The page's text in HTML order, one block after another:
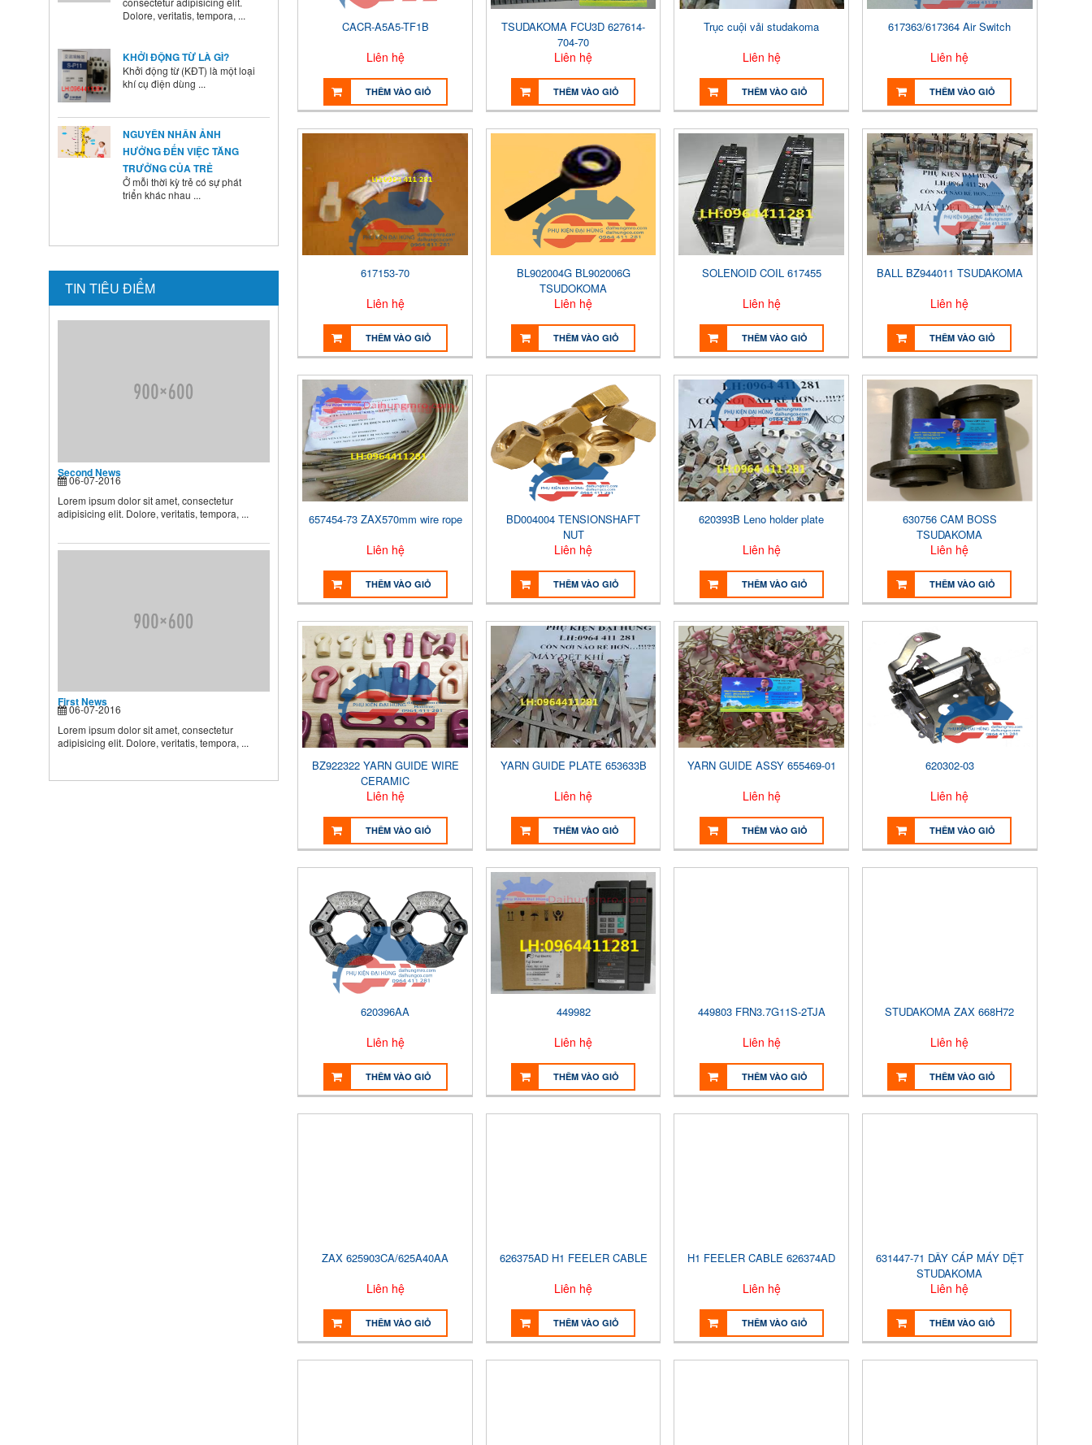
khí cụ điện dùng ...
TRƯỞNG CỦA TRẺ
Ở mỗi thời kỳ trẻ có sự phát
triển khác nhau ...
Là cha mẹ ai cũng mong
HƯỚNG DẪN CAI SỮA CHO
BÉ ĐÚNG CÁCH NHANH VÀ
dưỡng và chăm sóc nhi, muốn
TIN TIÊU ĐIỂM
Second News
06-07-2016
Lorem ipsum dolor sit amet, consectetur
adipisicing elit. Dolore, veritatis, tempora, ...
First News
06-07-2016
Lorem ipsum dolor sit amet, consectetur
adipisicing elit. Dolore, veritatis, tempora, ...
CACR-A5A5-TF1B
Liên hệ
THÊM VÀO GIỎ
TSUDAKOMA FCU3D 627614-
704-70
Liên hệ
THÊM VÀO GIỎ
Trục cuội vải studakoma
Liên hệ
THÊM VÀO GIỎ
617363/617364 Air Switch
Liên hệ
THÊM VÀO GIỎ
617153-70
Liên hệ
THÊM VÀO GIỎ
BL902004G BL902006G
TSUDOKOMA
Liên hệ
THÊM VÀO GIỎ
SOLENOID COIL 617455
Liên hệ
THÊM VÀO GIỎ
BALL BZ944011 TSUDAKOMA
Liên hệ
THÊM VÀO GIỎ
657454-73 ZAX570mm wire rope
Liên hệ
THÊM VÀO GIỎ
BD004004 TENSIONSHAFT
NUT
Liên hệ
THÊM VÀO GIỎ
620393B Leno holder plate
Liên hệ
THÊM VÀO GIỎ
630756 CAM BOSS
TSUDAKOMA
Liên hệ
THÊM VÀO GIỎ
BZ922322 YARN GUIDE WIRE
CERAMIC
Liên hệ
THÊM VÀO GIỎ
YARN GUIDE PLATE 653633B
Liên hệ
THÊM VÀO GIỎ
YARN GUIDE ASSY 655469-01
Liên hệ
THÊM VÀO GIỎ
620302-03
Liên hệ
THÊM VÀO GIỎ
620396AA
Liên hệ
THÊM VÀO GIỎ
449982
Liên hệ
THÊM VÀO GIỎ
449803 FRN3.7G11S-2TJA
Liên hệ
THÊM VÀO GIỎ
STUDAKOMA ZAX 668H72
Liên hệ
THÊM VÀO GIỎ
ZAX 625903CA/625A40AA
Liên hệ
THÊM VÀO GIỎ
626375AD H1 FEELER CABLE
Liên hệ
THÊM VÀO GIỎ
H1 FEELER CABLE 626374AD
Liên hệ
THÊM VÀO GIỎ
631447-71 DÂY CÁP MÁY DỆT
STUDAKOMA
Liên hệ
THÊM VÀO GIỎ